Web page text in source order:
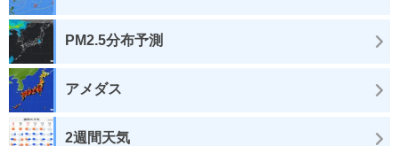
PM2.5分布予測
アメダス
2週間天気